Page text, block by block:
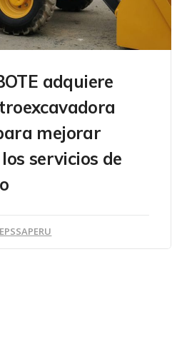
adquiere
mejorar
servicios de